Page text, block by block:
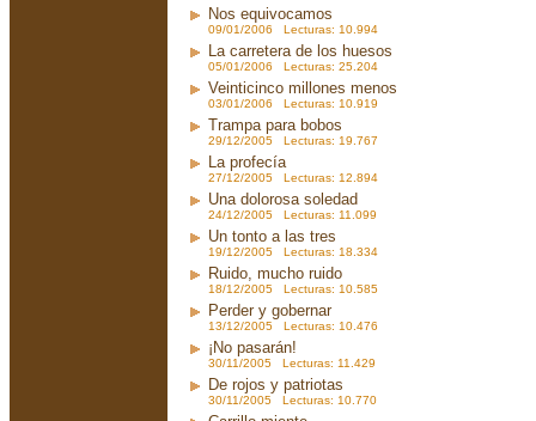
Nos equivocamos
09/01/2006 Lecturas: 10.994
La carretera de los huesos
05/01/2006 Lecturas: 25.204
Veinticinco millones menos
03/01/2006 Lecturas: 10.919
Trampa para bobos
29/12/2005 Lecturas: 19.767
La profecía
27/12/2005 Lecturas: 12.894
Una dolorosa soledad
24/12/2005 Lecturas: 11.099
Un tonto a las tres
19/12/2005 Lecturas: 18.334
Ruido, mucho ruido
18/12/2005 Lecturas: 10.585
Perder y gobernar
13/12/2005 Lecturas: 10.476
¡No pasarán!
30/11/2005 Lecturas: 11.429
De rojos y patriotas
30/11/2005 Lecturas: 10.770